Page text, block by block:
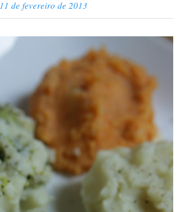
11 de fevereiro de 2013